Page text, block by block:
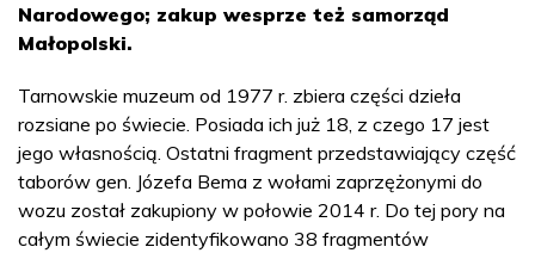
Narodowego; zakup wesprze też samorząd
Małopolski.
Tarnowskie muzeum od 1977 r. zbiera części dzieła
rozsiane po świecie. Posiada ich już 18, z czego 17 jest
jego własnością. Ostatni fragment przedstawiający część
taborów gen. Józefa Bema z wołami zaprzężonymi do
wozu został zakupiony w połowie 2014 r. Do tej pory na
całym świecie zidentyfikowano 38 fragmentów